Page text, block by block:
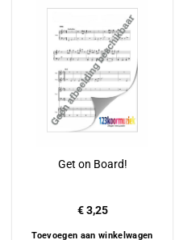
Get on Board!
€3,25
Toevoegen aan winkelwagen